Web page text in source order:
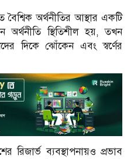
অর্থনীতির আস্থার একটি
অর্থনীতি স্থিতিশীল হয়, তখন
দিকে ঝোঁকেন এবং স্বর্ণের
রিজার্ভ ব্যবস্থাপনায়ও প্রভাব